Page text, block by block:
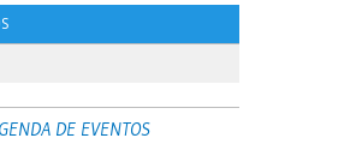
DE EVENTOS